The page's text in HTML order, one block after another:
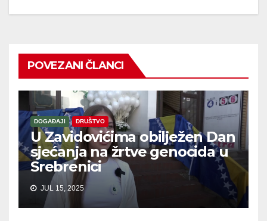
POVEZANI ČLANCI
DOGAĐAJI DRUŠTVO
U Zavidovićima obilježen Dan
sjećanja na žrtve genocida u
Srebrenici
JUL 15, 2025